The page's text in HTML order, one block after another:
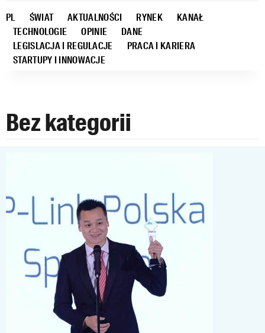
PL ŚWIAT AKTUALNOŚCI RYNEK
KANAŁ
TECHNOLOGIE
OPINIE
DANE
LEGISLACJA I REGULACJE
PRACA I KARIERA
STARTUPY I INNOWACJE
Bez kategorii